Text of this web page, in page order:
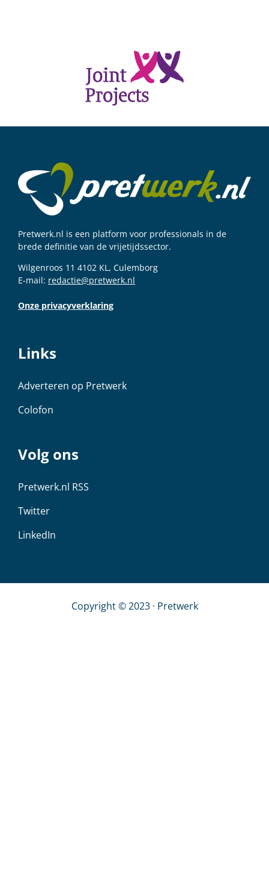
Pretwerk.nl is een platform voor professionals in de
brede definitie van de vrijetijdssector.
Wilgenroos 11 4102 KL, Culemborg
E-mail: redactie@pretwerk.nl
Onze privacyverklaring
Links
Adverteren op Pretwerk
Colofon
Volg ons
Pretwerk.nl RSS
Twitter
LinkedIn
Copyright © 2023 · Pretwerk